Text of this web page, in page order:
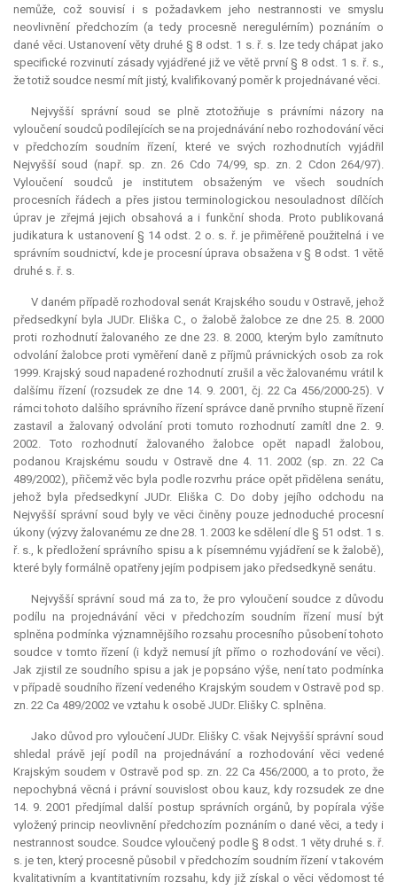
nemůže, což souvisí i s požadavkem jeho nestrannosti ve smyslu
neovlivnění předchozím (a tedy procesně neregulérním) poznáním o
dané věci. Ustanovení věty druhé § 8 odst. 1 s. ř. s. lze tedy chápat jako
specifické rozvinutí zásady vyjádřené již ve větě první § 8 odst. 1 s. ř. s.,
že totiž soudce nesmí mít jistý, kvalifikovaný poměr k projednávané věci.
Nejvyšší správní soud se plně ztotožňuje s právními názory na
vyloučení soudců podílejících se na projednávání nebo rozhodování věci
v předchozím soudním řízení, které ve svých rozhodnutích vyjádřil
Nejvyšší soud (např. sp. zn. 26 Cdo 74/99, sp. zn. 2 Cdon 264/97).
Vyloučení soudců je institutem obsaženým ve všech soudních
procesních řádech a přes jistou terminologickou nesouladnost dílčích
úprav je zřejmá jejich obsahová a i funkční shoda. Proto publikovaná
judikatura k ustanovení § 14 odst. 2 o. s. ř. je přiměřeně použitelná i ve
správním soudnictví, kde je procesní úprava obsažena v § 8 odst. 1 větě
druhé s. ř. s.
V daném případě rozhodoval senát Krajského soudu v Ostravě, jehož
předsedkyní byla JUDr. Eliška C., o žalobě žalobce ze dne 25. 8. 2000
proti rozhodnutí žalovaného ze dne 23. 8. 2000, kterým bylo zamítnuto
odvolání žalobce proti vyměření daně z příjmů právnických osob za rok
1999. Krajský soud napadené rozhodnutí zrušil a věc žalovanému vrátil k
dalšímu řízení (rozsudek ze dne 14. 9. 2001, čj. 22 Ca 456/2000-25). V
rámci tohoto dalšího správního řízení správce daně prvního stupně řízení
zastavil a žalovaný odvolání proti tomuto rozhodnutí zamítl dne 2. 9.
2002. Toto rozhodnutí žalovaného žalobce opět napadl žalobou,
podanou Krajskému soudu v Ostravě dne 4. 11. 2002 (sp. zn. 22 Ca
489/2002), přičemž věc byla podle rozvrhu práce opět přidělena senátu,
jehož byla předsedkyní JUDr. Eliška C. Do doby jejího odchodu na
Nejvyšší správní soud byly ve věci činěny pouze jednoduché procesní
úkony (výzvy žalovanému ze dne 28. 1. 2003 ke sdělení dle § 51 odst. 1 s.
ř. s., k předložení správního spisu a k písemnému vyjádření se k žalobě),
které byly formálně opatřeny jejím podpisem jako předsedkyně senátu.
Nejvyšší správní soud má za to, že pro vyloučení soudce z důvodu
podílu na projednávání věci v předchozím soudním řízení musí být
splněna podmínka významnějšího rozsahu procesního působení tohoto
soudce v tomto řízení (i když nemusí jít přímo o rozhodování ve věci).
Jak zjistil ze soudního spisu a jak je popsáno výše, není tato podmínka
v případě soudního řízení vedeného Krajským soudem v Ostravě pod sp.
zn. 22 Ca 489/2002 ve vztahu k osobě JUDr. Elišky C. splněna.
Jako důvod pro vyloučení JUDr. Elišky C. však Nejvyšší správní soud
shledal právě její podíl na projednávání a rozhodování věci vedené
Krajským soudem v Ostravě pod sp. zn. 22 Ca 456/2000, a to proto, že
nepochybná věcná i právní souvislost obou kauz, kdy rozsudek ze dne
14. 9. 2001 předjímal další postup správních orgánů, by popírala výše
vyložený princip neovlivnění předchozím poznáním o dané věci, a tedy i
nestrannost soudce. Soudce vyloučený podle § 8 odst. 1 věty druhé s. ř.
s. je ten, který procesně působil v předchozím soudním řízení v takovém
kvalitativním a kvantitativním rozsahu, kdy již získal o věci vědomost té